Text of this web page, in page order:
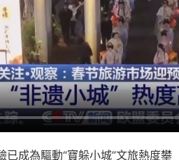
已成為驅動“寶躲小城”文旅熱度攀